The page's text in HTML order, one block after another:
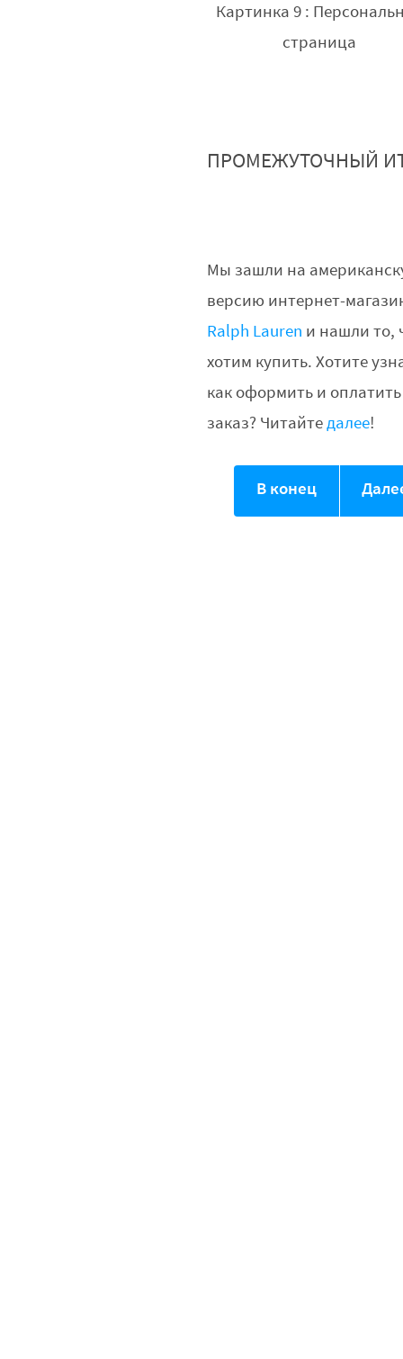
Картинка 9 :
страница
ПРОМЕЖУТОЧНЫЙ
Мы зашли на
версию интернет-
Ralph Lauren и нашли то,
хотим купить. Хотите
как оформить и оплатить
заказ? Читайтедалее!
В конец